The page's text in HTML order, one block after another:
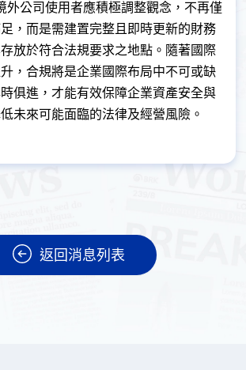
公司使用者應積極調整觀念，不再僅
，而是需建置完整且即時更新的財務
放於符合法規要求之地點。隨著國際
，合規將是企業國際布局中不可或缺
俱進，才能有效保障企業資產安全與
未來可能面臨的法律及經營風險。
返回消息列表